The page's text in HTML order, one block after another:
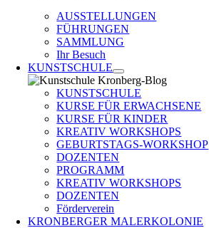
AUSSTELLUNGEN
FÜHRUNGEN
SAMMLUNG
Ihr Besuch
KUNSTSCHULE
KUNSTSCHULE
KURSE FÜR ERWACHSENE
KURSE FÜR KINDER
KREATIV WORKSHOPS
GEBURTSTAGS-WORKSHOP
DOZENTEN
PROGRAMM
KREATIV WORKSHOPS
DOZENTEN
Förderverein
KRONBERGER MALERKOLONIE